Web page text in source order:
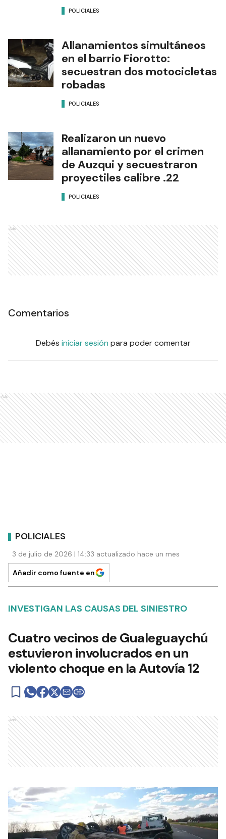
POLICIALES
Allanamientos simultáneos
en el barrio Fiorotto:
secuestran dos motocicletas
robadas
POLICIALES
Realizaron un nuevo
allanamiento por el crimen
de Auzqui y secuestraron
proyectiles calibre .22
POLICIALES
Ads
Comentarios
Debés iniciar sesión para poder comentar
Ads
POLICIALES
3 de julio de 2026 | 14:33 actualizado hace un mes
Añadir como fuente en
INVESTIGAN LAS CAUSAS DEL SINIESTRO
Cuatro vecinos de Gualeguaychú
estuvieron involucrados en un
violento choque en la Autovía 12
Ads